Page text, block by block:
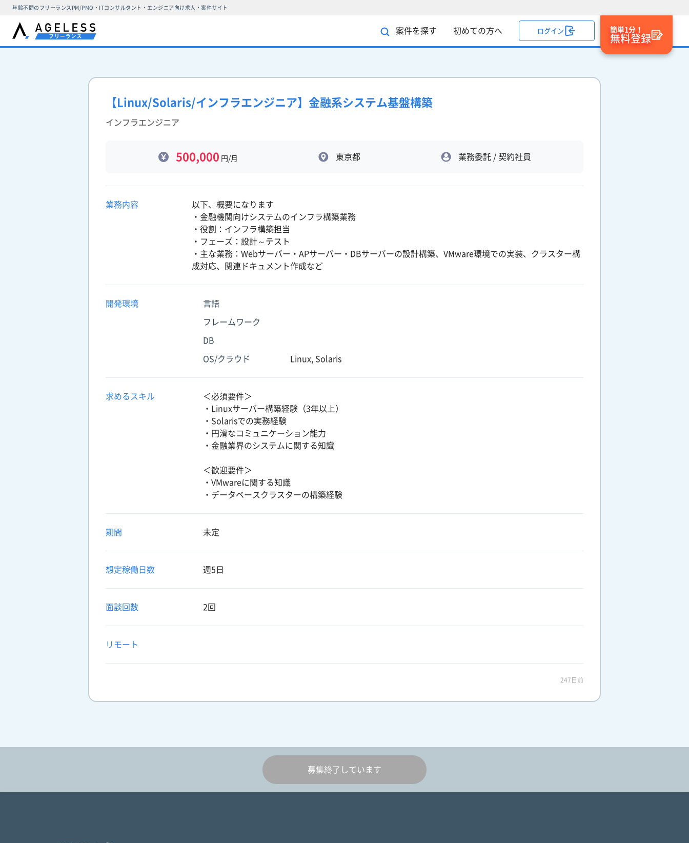
年齢不問のフリーランスPM/PMO・ITコンサルタント・エンジニア向け求人・案件サイト
案件を探す 初めての方へ ログイン 簡単1分！
無料登録
【Linux/Solaris/インフラエンジニア】金融系システム基盤構築
インフラエンジニア
500,000 円/月 東京都 業務委託 / 契約社員
業務内容
以下、概要になります
・金融機関向けシステムのインフラ構築業務
・役割：インフラ構築担当
・フェーズ：設計～テスト
・主な業務：Webサーバー・APサーバー・DBサーバーの設計構築、VMware環境での実装、クラスター構
成対応、関連ドキュメント作成など
開発環境 言語
フレームワーク
DB
OS/クラウド Linux, Solaris
求めるスキル
＜必須要件＞
・Linuxサーバー構築経験（3年以上）
・Solarisでの実務経験
・円滑なコミュニケーション能力
・金融業界のシステムに関する知識
＜歓迎要件＞
・VMwareに関する知識
・データベースクラスターの構築経験
期間 未定
想定稼働日数 週5日
面談回数 2回
リモート
247日前
募集終了しています